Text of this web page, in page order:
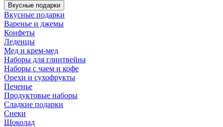
Вкусные подарки
Вкусные подарки
Варенье и джемы
Конфеты
Леденцы
Мед и крем-мед
Наборы для глинтвейна
Наборы с чаем и кофе
Орехи и сухофрукты
Печенье
Продуктовые наборы
Сладкие подарки
Снеки
Шоколад